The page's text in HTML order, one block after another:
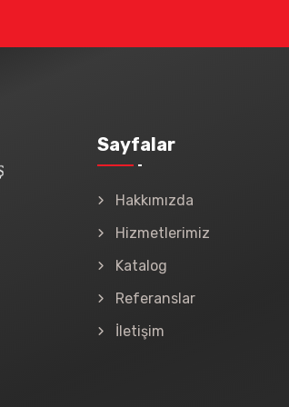
Sayfalar
Hakkımızda
Hizmetlerimiz
Katalog
Referanslar
İletişim